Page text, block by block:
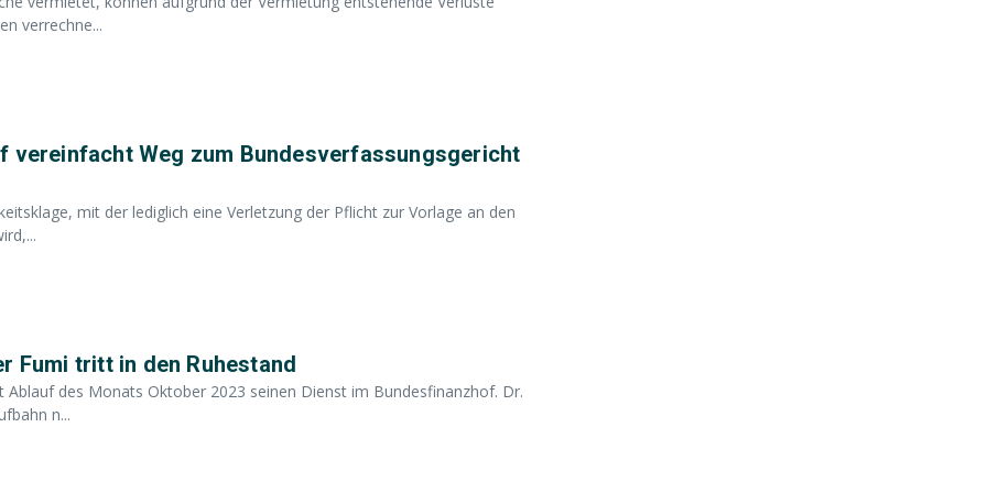
verrechne...
vereinfacht Weg zum Bundesverfassungsgericht
mit der lediglich eine Verletzung der Pflicht zur Vorlage an den
Fumi tritt in den Ruhestand
des Monats Oktober 2023 seinen Dienst im Bundesfinanzhof. Dr.
n...